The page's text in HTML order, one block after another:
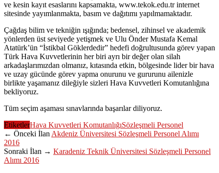
ve kesin kayıt esaslarını kapsamakta, www.tekok.edu.tr internet
sitesinde yayımlanmakta, basım ve dağıtımı yapılmamaktadır.
Çağdaş bilim ve tekniğin ışığında; bedensel, zihinsel ve akademik
yönlerden üst seviyede yetişmek ve Ulu Önder Mustafa Kemal
Atatürk’ün “İstikbal Göklerdedir” hedefi doğrultusunda görev yapan
Türk Hava Kuvvetlerinin her biri ayrı bir değer olan silah
arkadaşlarımızdan olmanız, kıtasında etkin, bölgesinde lider bir hava
ve uzay gücünde görev yapma onurunu ve gururunu ailenizle
birlikte yaşamanız dileğiyle sizleri Hava Kuvvetleri Komutanlığına
bekliyoruz.
Tüm seçim aşaması sınavlarında başarılar diliyoruz.
EtiketlerHava Kuvvetleri KomutanlığıSözleşmeli Personel
← Önceki İlan Akdeniz Üniversitesi Sözleşmeli Personel Alımı
2016
Sonraki İlan → Karadeniz Teknik Üniversitesi Sözleşmeli Personel
Alımı 2016